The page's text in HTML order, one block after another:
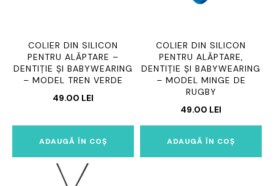
COLIER DIN SILICON
PENTRU ALĂPTARE –
DENTIȚIE ȘI BABYWEARING
– MODEL TREN VERDE
49.00 LEI
ADAUGĂ ÎN COȘ
COLIER DIN SILICON
PENTRU ALĂPTARE,
DENTIȚIE ȘI BABYWEARING
– MODEL MINGE DE
RUGBY
49.00 LEI
ADAUGĂ ÎN COȘ